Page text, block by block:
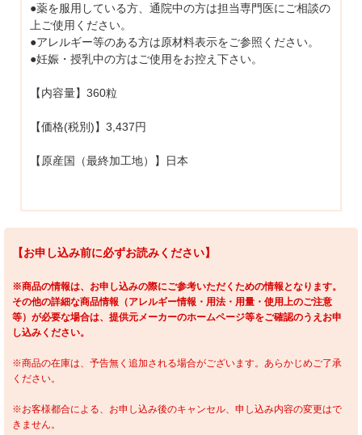
●薬を服用している方、通院中の方は担当専門医にご相談の
上ご使用ください。
●アレルギー等のある方は原材料表示をご参照ください。
●妊娠・授乳中の方はご使用をお控え下さい。
【内容量】360粒
【価格(税別)】3,437円
【原産国（最終加工地）】日本
【お申し込み前に必ずお読みください】
※商品の情報は、お申し込みの際にご参考いただくための情報となります。
その他の詳細な商品情報（アレルギー情報・用法・用量・使用上のご注意
等）が必要な場合は、提供元メーカーのホームページ等をご確認のうえお申
し込みください。
※商品の在庫は、予告無く追加される場合がございます。あらかじめご了承
ください。
※お客様都合による、お申し込み後のキャンセル、申し込み内容の変更はで
きません。